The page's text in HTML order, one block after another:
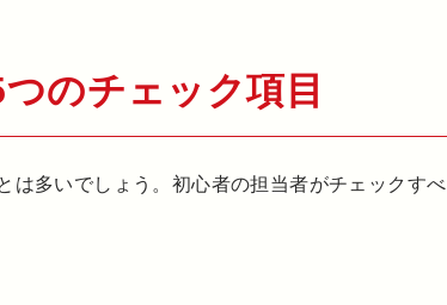
のチェック項目
は多いでしょう。初心者の担当者がチェックすべ